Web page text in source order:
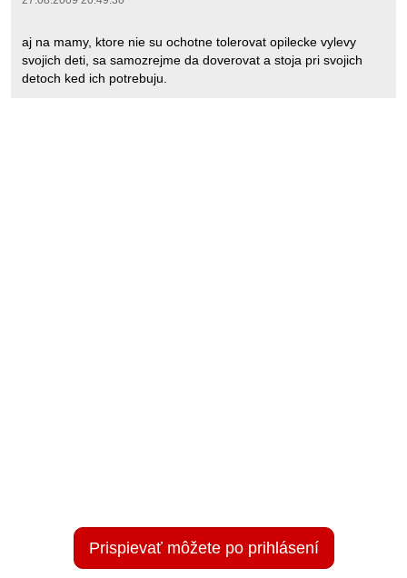
aj na mamy, ktore nie su ochotne tolerovat opilecke vylevy
svojich deti, sa samozrejme da doverovat a stoja pri svojich
detoch ked ich potrebuju.
Prispievať môžete po prihlásení